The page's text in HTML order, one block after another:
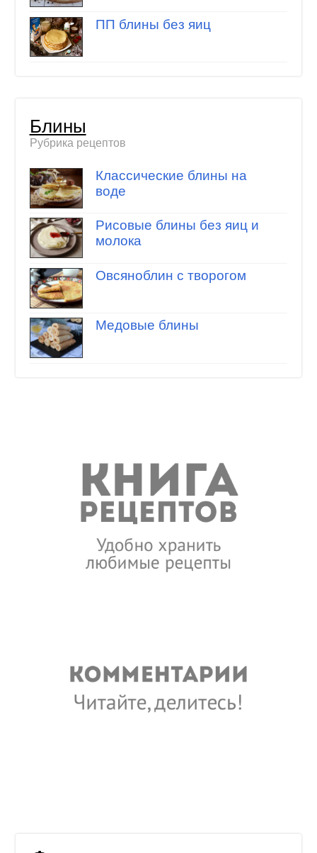
ПП блины без яиц
Блины
Рубрика рецептов
Классические блины на
воде
Рисовые блины без яиц и
молока
Овсяноблин с творогом
Медовые блины